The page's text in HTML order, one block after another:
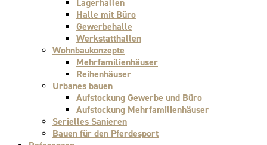
Lagerhallen
Halle mit Büro
Gewerbehalle
Werkstatthallen
Wohnbaukonzepte
Mehrfamilienhäuser
Reihenhäuser
Urbanes bauen
Aufstockung Gewerbe und Büro
Aufstockung Mehrfamilienhäuser
Serielles Sanieren
Bauen für den Pferdesport